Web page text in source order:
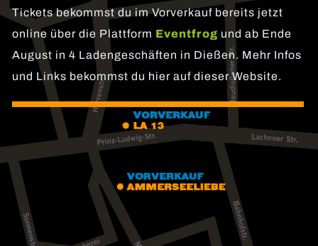
TICKETS
SPONSOREN
ONLINE-TICKETS
Tickets bekommst du im Vorverkauf bereits jetzt
online über die Plattform Eventfrog und ab Ende
August in 4 Ladengeschäften in Dießen. Mehr Infos
und Links bekommst du hier auf dieser Website.